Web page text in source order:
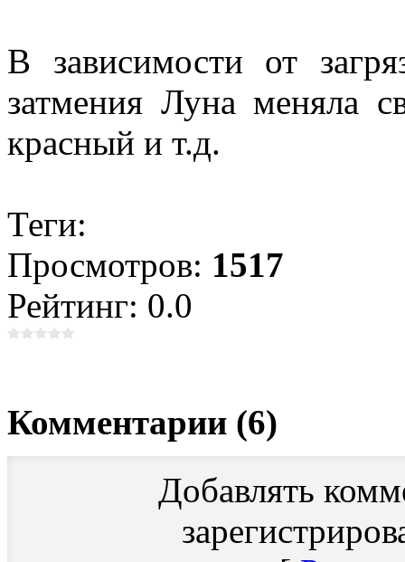
В зависимости от
затмения Луна меняла
красный и т.д.
Теги:
Просмотров: 1517
Рейтинг: 0.0
Комментарии (6)
Добавлять